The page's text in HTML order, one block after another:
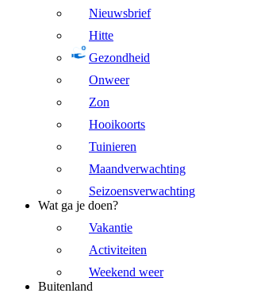
Nieuwsbrief
Hitte
Gezondheid
Onweer
Zon
Hooikoorts
Tuinieren
Maandverwachting
Seizoensverwachting
Wat ga je doen?
Vakantie
Activiteiten
Weekend weer
Buitenland